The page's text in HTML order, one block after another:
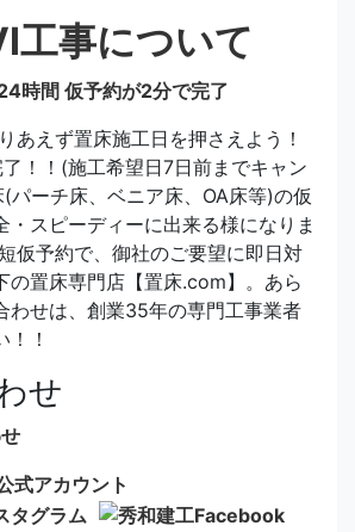
あえず置床施工日を押さえよう！
！！(施工希望日7日前までキャン
パーチ床、ベニア床、OA床等)の仮
・スピーディーに出来る様になりま
仮予約で、御社のご要望に即日対
の置床専門店【置床.com】。あら
わせは、創業35年の専門工事業者
！
せ